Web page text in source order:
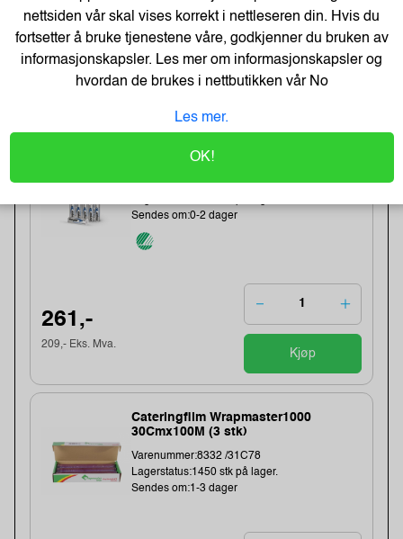
20,-
16,- Eks. Mva.
Kjøp
Varenummer:149006 /639753
Sendes om:0-2 dager
261,-
209,- Eks. Mva.
Kjøp
Cateringfilm Wrapmaster1000
30Cmx100M (3 stk)
Varenummer:8332 /31C78
Lagerstatus:1450 stk på lager.
Sendes om:1-3 dager
nettsiden vår skal vises korrekt i nettleseren din. Hvis du
fortsetter å bruke tjenestene våre, godkjenner du bruken av
informasjonskapsler. Les mer om informasjonskapsler og
hvordan de brukes i nettbutikken vårNo
Les mer.
OK!